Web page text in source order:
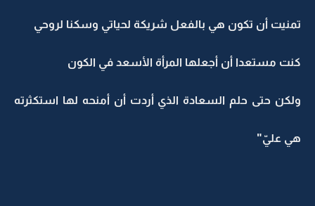
تمنيت أن تكون هي بالفعل شريكة لحياتي وسكنا لروحي
كنت مستعدا أن أجعلها المرأة الأسعد في الكون
ولكن حتى حلم السعادة الذي أردت أن أمنحه لها استكثرته
هي عليّ"